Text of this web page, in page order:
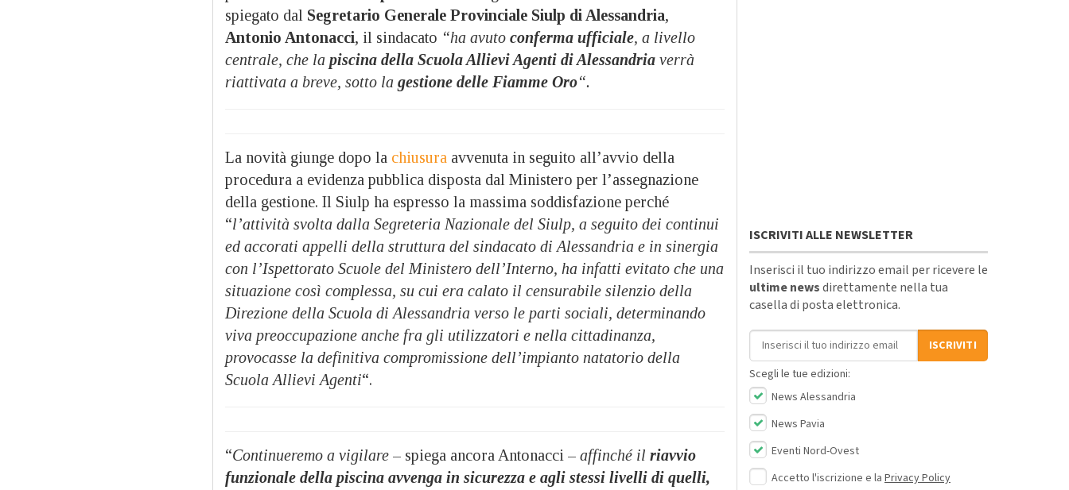
spiegato dal Segretario Generale Provinciale Siulp di Alessandria,
Antonio Antonacci, il sindacato “ha avuto conferma ufficiale, a livello
centrale, che la piscina della Scuola Allievi Agenti di Alessandria verrà
riattivata a breve, sotto la gestione delle Fiamme Oro“.
La novità giunge dopo la chiusura avvenuta in seguito all’avvio della
procedura a evidenza pubblica disposta dal Ministero per l’assegnazione
della gestione. Il Siulp ha espresso la massima soddisfazione perché
“l’attività svolta dalla Segreteria Nazionale del Siulp, a seguito dei continui
ed accorati appelli della struttura del sindacato di Alessandria e in sinergia
con l’Ispettorato Scuole del Ministero dell’Interno, ha infatti evitato che una
situazione così complessa, su cui era calato il censurabile silenzio della
Direzione della Scuola di Alessandria verso le parti sociali, determinando
viva preoccupazione anche fra gli utilizzatori e nella cittadinanza,
provocasse la definitiva compromissione dell’impianto natatorio della
Scuola Allievi Agenti“.
“Continueremo a vigilare – spiega ancora Antonacci – affinché il riavvio
funzionale della piscina avvenga in sicurezza e agli stessi livelli di quelli,
ISCRIVITI ALLE NEWSLETTER
Inserisci il tuo indirizzo email per ricevere le
ultime newsdirettamente nella tua
casella di posta elettronica.
Indirizzo email
ISCRIVITI
Scegli le tue edizioni:
News Alessandria
News Pavia
Eventi Nord-Ovest
Accetto l'iscrizione e la Privacy Policy